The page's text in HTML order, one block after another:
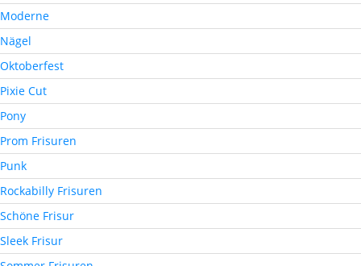
Moderne
Nägel
Oktoberfest
Pixie Cut
Pony
Prom Frisuren
Punk
Rockabilly Frisuren
Schöne Frisur
Sleek Frisur